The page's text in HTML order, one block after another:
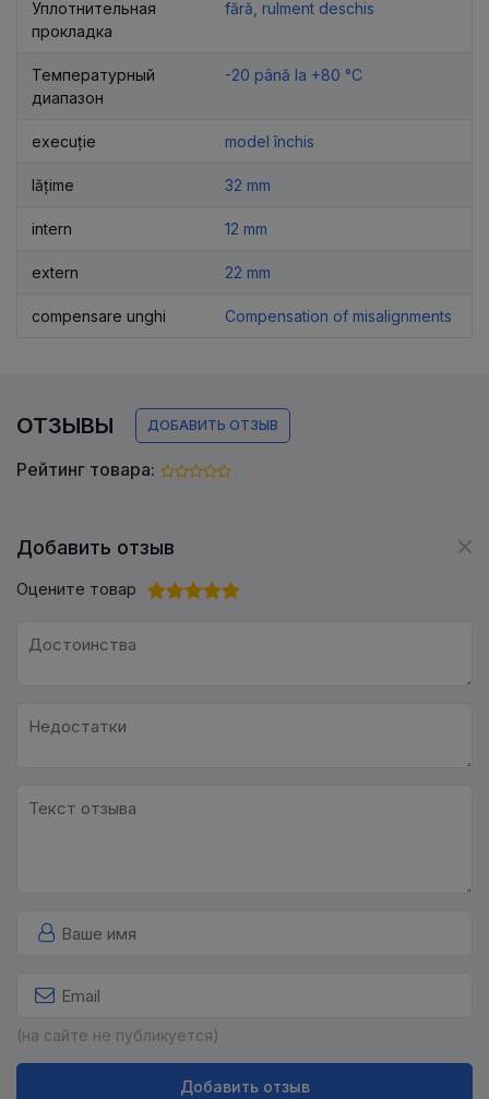
Уплотнительная
прокладка
fără, rulment deschis
Температурный
диапазон
-20 până la +80 °C
execuție model închis
lățime 32 mm
intern 12 mm
extern 22 mm
compensare unghi Compensation of misalignments
ОТЗЫВЫ ДОБАВИТЬ ОТЗЫВ
Рейтинг товара:
Добавить отзыв
Оцените товар
(на сайте не публикуется)
Добавить отзыв